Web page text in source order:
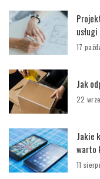
17
Jak
22
Jakie
warto
11